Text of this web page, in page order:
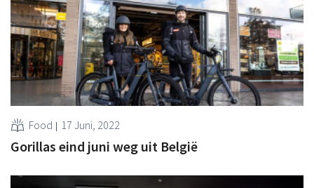
Food 17 Juni, 2022
Gorillas eind juni weg uit België